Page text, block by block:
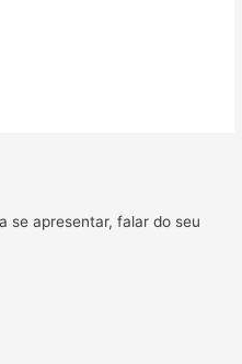
se apresentar, falar do seu